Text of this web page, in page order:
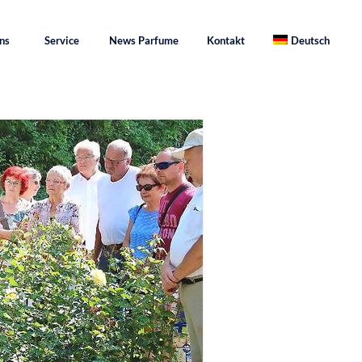
Service News Parfume Kontakt Deutsch